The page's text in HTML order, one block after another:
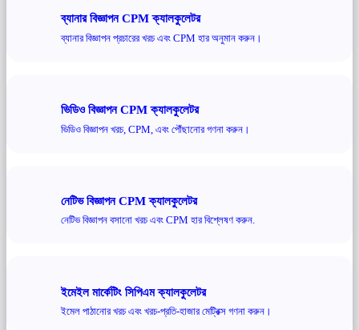
ব্যানার বিজ্ঞাপন CPM ক্যালকুলেটর
ব্যানার বিজ্ঞাপন প্রচারের খরচ এবং CPM হার অনুমান করুন।
ভিডিও বিজ্ঞাপন CPM ক্যালকুলেটর
ভিডিও বিজ্ঞাপন খরচ, CPM, এবং পৌঁছানোর গণনা করুন।
নেটিভ বিজ্ঞাপন CPM ক্যালকুলেটর
নেটিভ বিজ্ঞাপন বসানো খরচ এবং CPM হার বিশ্লেষণ করুন.
ইমেইল মার্কেটিং সিপিএম ক্যালকুলেটর
ইমেল পাঠানোর খরচ এবং খরচ-প্রতি-হাজার মেট্রিক্স গণনা করুন।